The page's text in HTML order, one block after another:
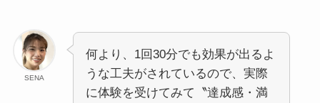
SENA
何より、1回30分でも効果が出るよ
うな工夫がされているので、実際
に体験を受けてみて〝達成感・満